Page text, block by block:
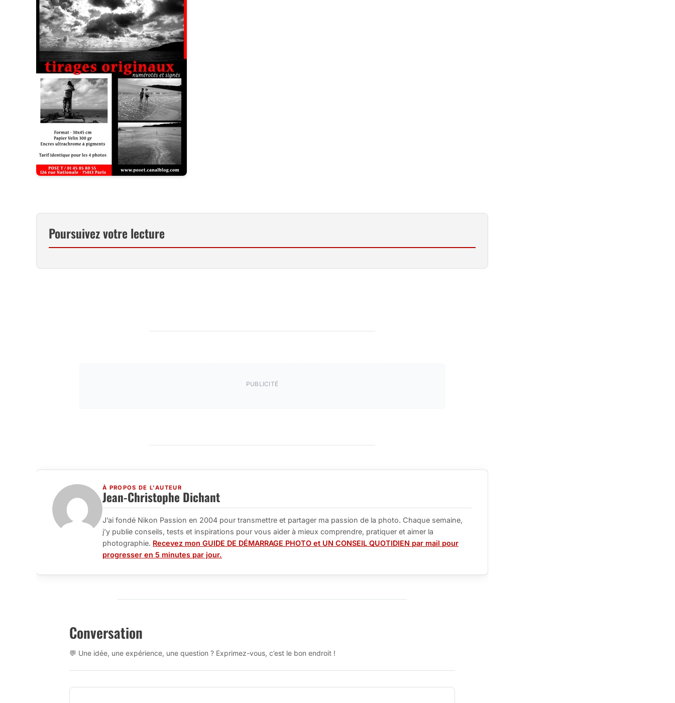
Poursuivez votre lecture
PUBLICITÉ
À PROPOS DE L'AUTEUR
Jean-Christophe Dichant
J’ai fondé Nikon Passion en 2004 pour transmettre et partager ma passion de la photo. Chaque semaine,
j’y publie conseils, tests et inspirations pour vous aider à mieux comprendre, pratiquer et aimer la
photographie. Recevez mon GUIDE DE DÉMARRAGE PHOTO et UN CONSEIL QUOTIDIEN par mail pour
progresser en 5 minutes par jour.
Conversation
💬 Une idée, une expérience, une question ? Exprimez-vous, c’est le bon endroit !